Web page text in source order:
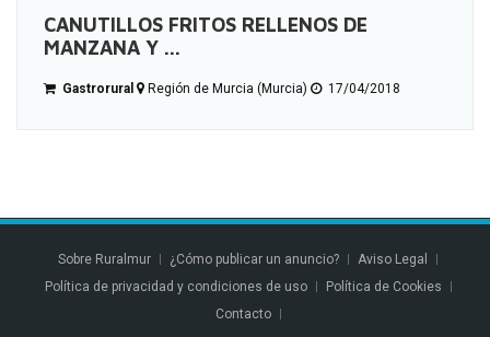
CANUTILLOS FRITOS RELLENOS DE
MANZANA Y ...
Gastrorural Región de Murcia (Murcia) 17/04/2018
Sobre Ruralmur ¿Cómo publicar un anuncio?
Aviso Legal
Política de privacidad y condiciones de uso
Política de Cookies
Contacto